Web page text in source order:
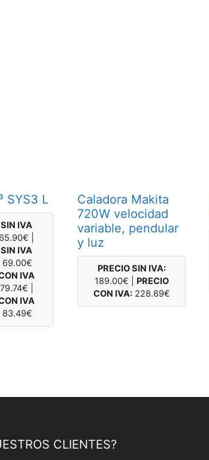
SYS3 L
IVA
65.90€
IVA
69.00€
IVA
79.74€
IVA
83.49€
Caladora Makita
720W velocidad
variable, pendular
y luz
PRECIO SIN IVA:
189.00€
PRECIO
CON IVA: 228.69€
CLIENTES?